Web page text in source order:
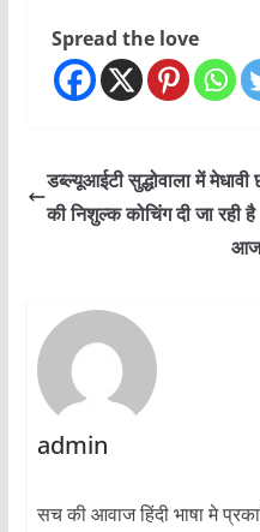
Spread the love
डब्ल्यूआईटी सुद्धोवाला में मेधावी
की निशुल्क कोचिंग दी जा रही
आज
admin
सच की आवाज हिंदी भाषा मे